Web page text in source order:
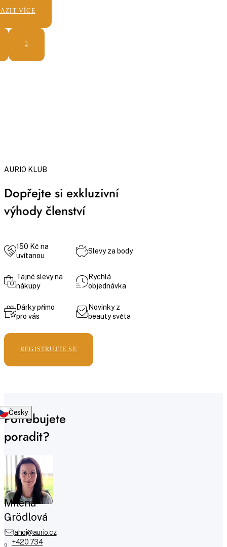
VÍCE
2
AURIO KLUB
Dopřejte si exkluzivní
výhody členství
150 Kč na
uvítanou
Slevy za body
Tajné slevy na
nákupy
Rychlá
objednávka
Dárky přímo
pro vás
Novinky z
beauty světa
REGISTRUJTE SE
Potřebujete
poradit?
Milena
Grödlová
ahoj@aurio.cz
+420 734
Česky